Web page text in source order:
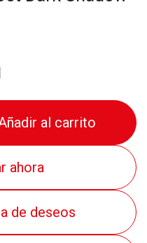
al carrito
ahora
de deseos